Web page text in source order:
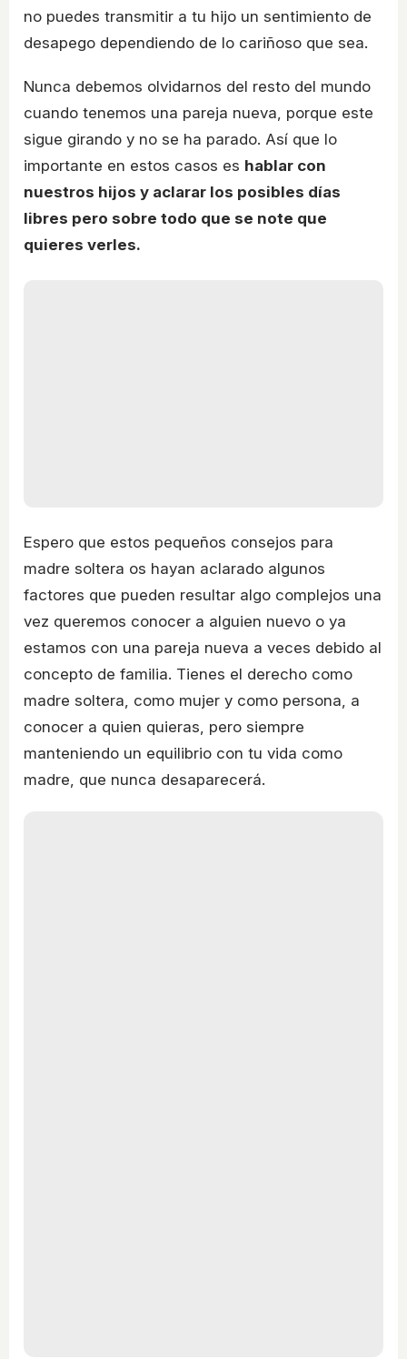
no puedes transmitir a tu hijo un sentimiento de
desapego dependiendo de lo cariñoso que sea.
Nunca debemos olvidarnos del resto del mundo
cuando tenemos una pareja nueva, porque este
sigue girando y no se ha parado. Así que lo
importante en estos casos es hablar con
nuestros hijos y aclarar los posibles días
libres pero sobre todo que se note que
quieres verles.
Espero que estos pequeños consejos para
madre soltera os hayan aclarado algunos
factores que pueden resultar algo complejos una
vez queremos conocer a alguien nuevo o ya
estamos con una pareja nueva a veces debido al
concepto de familia. Tienes el derecho como
madre soltera, como mujer y como persona, a
conocer a quien quieras, pero siempre
manteniendo un equilibrio con tu vida como
madre, que nunca desaparecerá.